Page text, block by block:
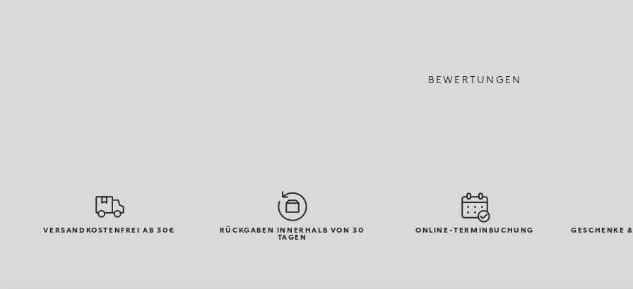
BEWERTUNGEN
VERSANDKOSTENFREI AB 30€
RÜCKGABEN INNERHALB VON 30
TAGEN
ONLINE-TERMINBUCHUNG GESCHENKE